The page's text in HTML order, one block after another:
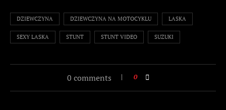
DZIEWCZYNA DZIEWCZYNA NA MOTOCYKLU LASKA
SEXY LASKA STUNT STUNT VIDEO SUZUKI
0 comments 0